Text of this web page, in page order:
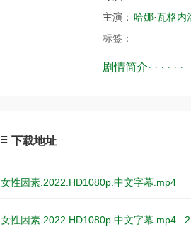
主演： 哈娜·瓦格内
标签：
剧情简介· · · · · ·
下载地址
女性因素.2022.HD1080p.中文字幕.mp4
女性因素.2022.HD1080p.中文字幕.mp4